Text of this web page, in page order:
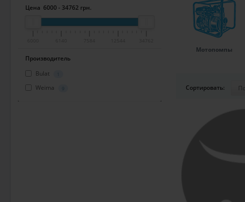
Цена 6000 - 34762 грн.
Производитель
Bulat
Weima 9
Мотопомпы
Сортировать: